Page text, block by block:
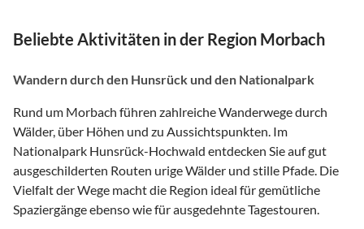
Beliebte Aktivitäten in der Region Morbach
Wandern durch den Hunsrück und den Nationalpark
Rund um Morbach führen zahlreiche Wanderwege durch
Wälder, über Höhen und zu Aussichtspunkten. Im
Nationalpark Hunsrück-Hochwald entdecken Sie auf gut
ausgeschilderten Routen urige Wälder und stille Pfade. Die
Vielfalt der Wege macht die Region ideal für gemütliche
Spaziergänge ebenso wie für ausgedehnte Tagestouren.